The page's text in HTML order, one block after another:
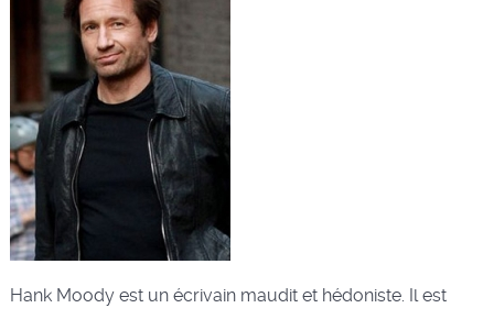
Hank Moody est un écrivain maudit et hédoniste. Il est